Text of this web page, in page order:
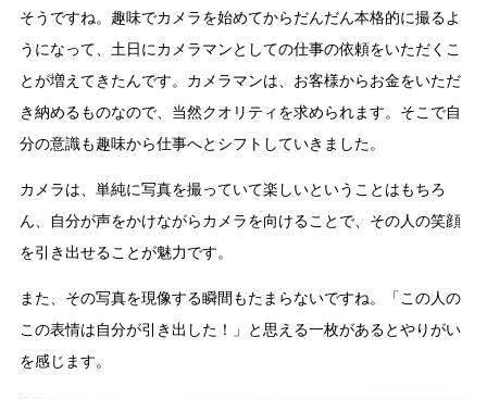
そうですね。趣味でカメラを始めてからだんだん本格的に撮るよ
うになって、土日にカメラマンとしての仕事の依頼をいただくこ
とが増えてきたんです。カメラマンは、お客様からお金をいただ
き納めるものなので、当然クオリティを求められます。そこで自
分の意識も趣味から仕事へとシフトしていきました。
カメラは、単純に写真を撮っていて楽しいということはもちろ
ん、自分が声をかけながらカメラを向けることで、その人の笑顔
を引き出せることが魅力です。
また、その写真を現像する瞬間もたまらないですね。「この人の
この表情は自分が引き出した！」と思える一枚があるとやりがい
を感じます。